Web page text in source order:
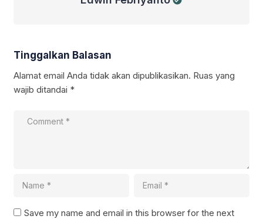
Tinggalkan Balasan
Alamat email Anda tidak akan dipublikasikan. Ruas yang
wajib ditandai *
Save my name and email in this browser for the next